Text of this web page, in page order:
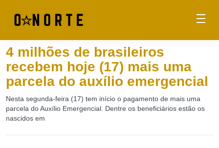
4 milhões de brasileiros
recebem hoje (17) mais uma
parcela do auxílio emergencial
Nesta segunda-feira (17) tem início o pagamento de mais uma
parcela do Auxílio Emergencial. Dentre os beneficiários estão os
nascidos em